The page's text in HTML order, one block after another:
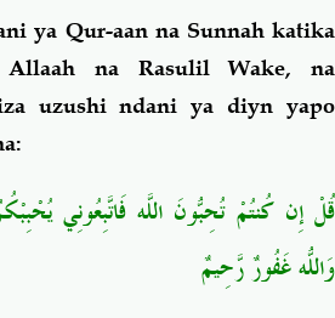
ya Qur-aan na Sunnah katika
na Rasulil Wake, na
uzushi ndani ya diyn yapo
قُلْ إِن كُنتُمْ تُحِبُّونَ اللّهَ فَاتَّبِعُونِي
وَاللّهُ غَفُورٌ رَّحِيمٌ